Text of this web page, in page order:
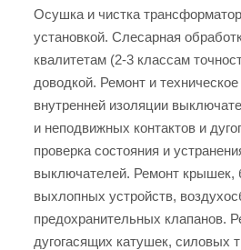
Осушка и чистка
установкой. Слесарная
квалитетам (2-3 классам
доводкой. Ремонт и
внутренней изоляции
и неподвижных контактов и
проверка состояния и
выключателей. Ремонт крышек,
выхлопных устройств,
предохранительных клапанов.
дугогасящих катушек, силовых